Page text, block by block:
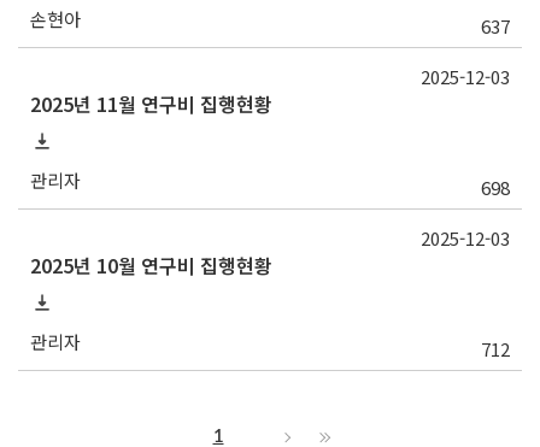
손현아 637
2025년 11월 연구비 집행현황
관리자 698
2025-12-03
2025년 10월 연구비 집행현황
관리자 712
2025-12-03
1